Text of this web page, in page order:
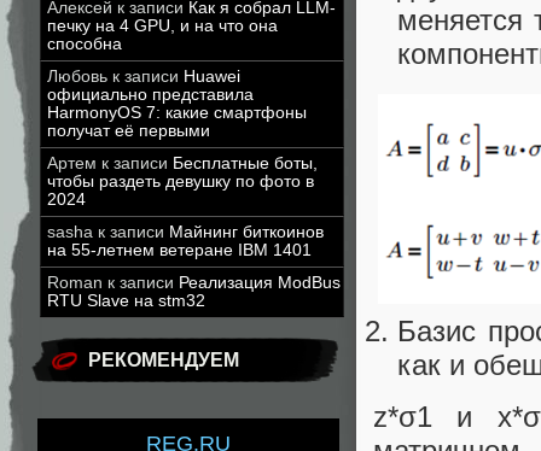
Алексей к записи Как я собрал LLM-
печку на 4 GPU, и на что она
способна
Любовь к записи Huawei
официально представила
HarmonyOS 7: какие смартфоны
получат её первыми
Артем к записи Бесплатные боты,
чтобы раздеть девушку по фото в
2024
sasha к записи Майнинг биткоинов
на 55-летнем ветеране IBM 1401
Roman к записи Реализация ModBus
RTU Slave на stm32
РЕКОМЕНДУЕМ
REG.RU
меняется
Базис
как и
z*σ1 и